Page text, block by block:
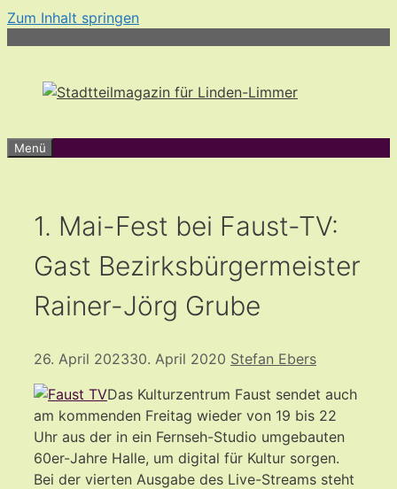
Zum Inhalt springen
Menü
1. Mai-Fest bei Faust-TV:
Gast Bezirksbürgermeister
Rainer-Jörg Grube
26. April 202330. April 2020 Stefan Ebers
Das Kulturzentrum Faust sendet auch
am kommenden Freitag wieder von 19 bis 22
Uhr aus der in ein Fernseh-Studio umgebauten
60er-Jahre Halle, um digital für Kultur sorgen.
Bei der vierten Ausgabe des Live-Streams steht